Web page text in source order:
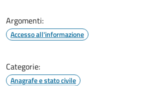
Argomenti:
Accesso all'informazione
Categorie:
Anagrafe e stato civile